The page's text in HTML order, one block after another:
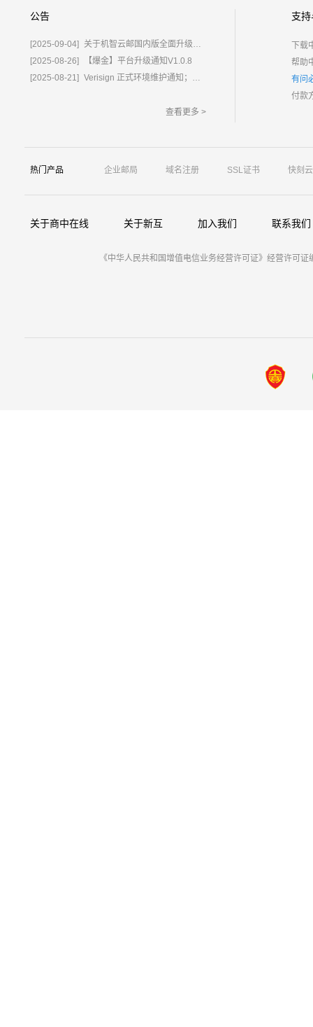
公告
[2025-09-04]
关于机智云邮国内版全面升级为%E2%80%9C鲸炫邮%E2%80%9D的通知
[2025-08-26]
【爆金】平台升级通知V1.0.8
[2025-08-21] Verisign 正式环境维护通知；含域名.com/.net
查看更多 >
支
下载
帮助
有问
付款
热门产品 企业邮局 域名注册 SSL证书 快刻云
关于商中在线 关于新互 加入我们 联系我们
《中华人民共和国增值电信业务经营许可证》经营许可